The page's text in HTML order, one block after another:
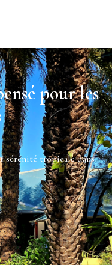
pour les
sérénité tropicale dans